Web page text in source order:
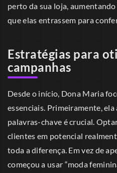
perto da sua loja,
que elas entrassem para
Estratégias para
campanhas
Desde o início, Dona Maria
essenciais. Primeiramente,
palavras-chave é crucial.
clientes em potencial
toda a diferença. Em vez de
começou a usar “moda